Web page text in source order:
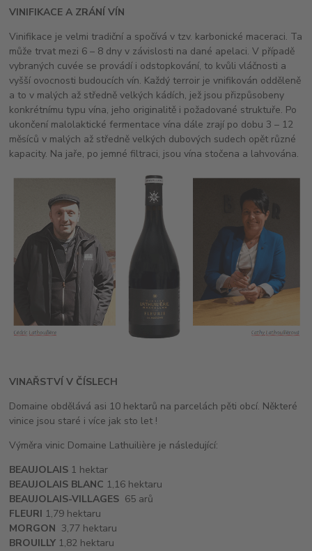
VINIFIKACE A ZRÁNÍ VÍN
Vinifikace je velmi tradiční a spočívá v tzv. karbonické maceraci. Ta
může trvat mezi 6 – 8 dny v závislosti na dané apelaci. V případě
vybraných cuvée se provádí i odstopkování, to kvůli vláčnosti a
vyšší ovocnosti budoucích vín. Každý terroir je vnifikován odděleně
a to v malých až středně velkých kádích, jež jsou přizpůsobeny
konkrétnímu typu vína, jeho originalitě i požadované struktuře. Po
ukončení malolaktické fermentace vína dále zrají po dobu 3 – 12
měsíců v malých až středně velkých dubových sudech opět různé
kapacity. Na jaře, po jemné filtraci, jsou vína stočena a lahvována.
VINAŘSTVÍ V ČÍSLECH
Domaine obdělává asi 10 hektarů na parcelách pěti obcí. Některé
vinice jsou staré i více jak sto let !
Výměra vinic Domaine Lathuilière je následující:
BEAUJOLAIS 1 hektar
BEAUJOLAIS BLANC 1,16 hektaru
BEAUJOLAIS-VILLAGES 65 arů
FLEURI 1,79 hektaru
MORGON 3,77 hektaru
BROUILLY 1,82 hektaru